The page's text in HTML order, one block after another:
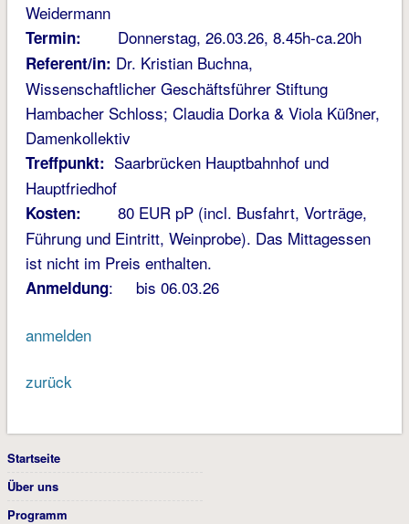
Weidermann
Termin: Donnerstag, 26.03.26, 8.45h-ca.20h
Referent/in: Dr. Kristian Buchna,
Wissenschaftlicher Geschäftsführer Stiftung
Hambacher Schloss; Claudia Dorka & Viola Küßner,
Damenkollektiv
Treffpunkt: Saarbrücken Hauptbahnhof und
Hauptfriedhof
Kosten: 80 EUR pP (incl. Busfahrt, Vorträge,
Führung und Eintritt, Weinprobe). Das Mittagessen
ist nicht im Preis enthalten.
Anmeldung: bis 06.03.26
anmelden
zurück
Startseite
Über uns
Programm